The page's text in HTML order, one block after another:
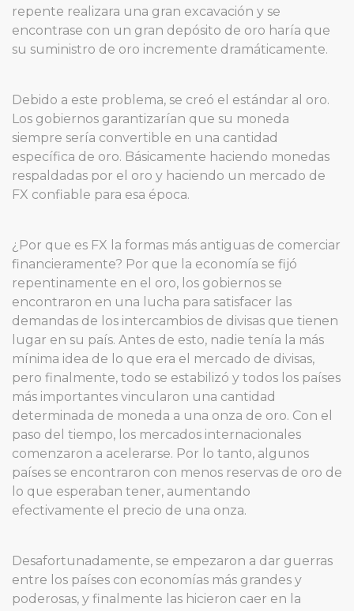
repente realizara una gran excavación y se
encontrase con un gran depósito de oro haría que
su suministro de oro incremente dramáticamente.
Debido a este problema, se creó el estándar al oro.
Los gobiernos garantizarían que su moneda
siempre sería convertible en una cantidad
específica de oro. Básicamente haciendo monedas
respaldadas por el oro y haciendo un mercado de
FX confiable para esa época.
¿Por que es FX la formas más antiguas de comerciar
financieramente? Por que la economía se fijó
repentinamente en el oro, los gobiernos se
encontraron en una lucha para satisfacer las
demandas de los intercambios de divisas que tienen
lugar en su país. Antes de esto, nadie tenía la más
mínima idea de lo que era el mercado de divisas,
pero finalmente, todo se estabilizó y todos los países
más importantes vincularon una cantidad
determinada de moneda a una onza de oro. Con el
paso del tiempo, los mercados internacionales
comenzaron a acelerarse. Por lo tanto, algunos
países se encontraron con menos reservas de oro de
lo que esperaban tener, aumentando
efectivamente el precio de una onza.
Desafortunadamente, se empezaron a dar guerras
entre los países con economías más grandes y
poderosas, y finalmente las hicieron caer en la